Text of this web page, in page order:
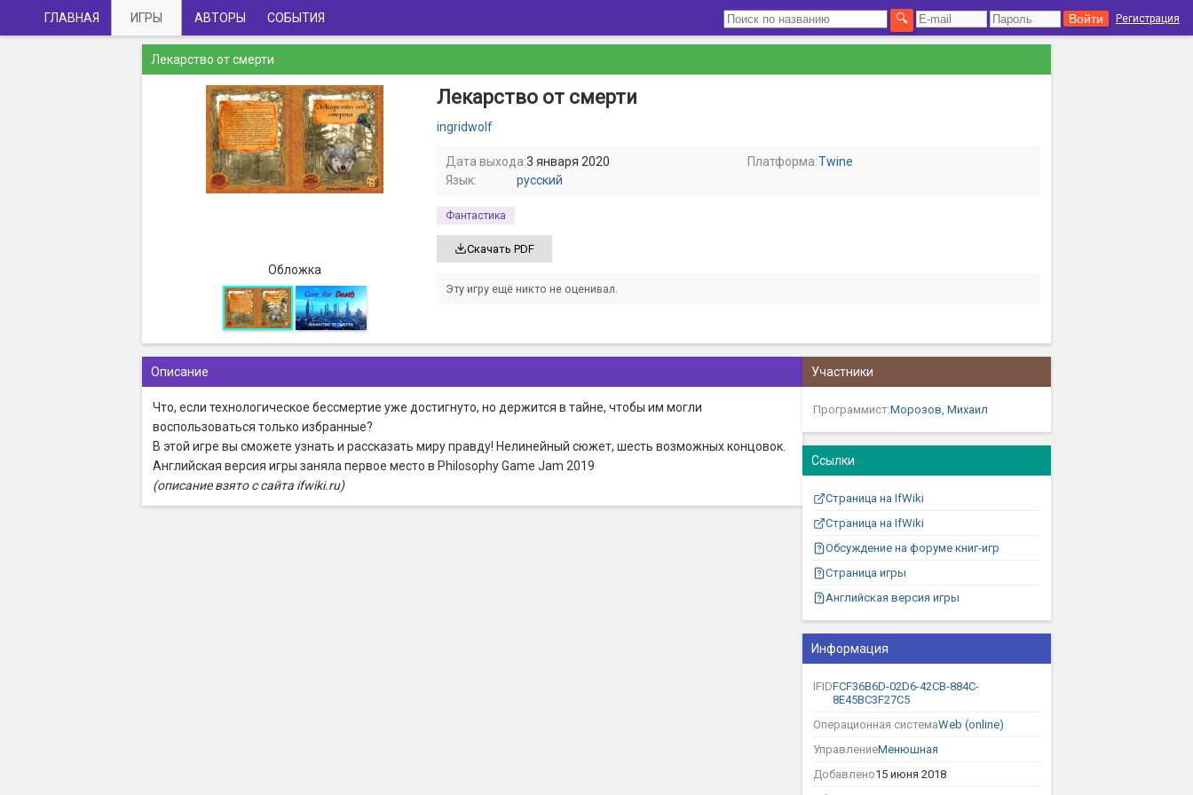
Регистрация
ГЛАВНАЯ ИГРЫ АВТОРЫ СОБЫТИЯ
Лекарство от смерти
Обложка
Лекарство от смерти
ingridwolf
Дата выхода:3 января 2020 Платформа:Twine
Язык:
русский
Фантастика
Скачать PDF
Эту игру ещё никто не оценивал.
Описание
Что, если технологическое бессмертие уже достигнуто, но держится в тайне, чтобы им могли
воспользоваться только избранные?
В этой игре вы сможете узнать и рассказать миру правду! Нелинейный сюжет, шесть возможных концовок.
Английская версия игры заняла первое место в Philosophy Game Jam 2019
(описание взято с сайта ifwiki.ru)
Участники
Программист:Морозов, Михаил
Ссылки
Страница на IfWiki
Страница на IfWiki
Обсуждение на форуме книг-игр
Страница игры
Английская версия игры
Информация
IFIDFCF36B6D-02D6-42CB-884C-
8E45BC3F27C5
Операционная системаWeb (online)
УправлениеМенюшная
Добавлено15 июня 2018